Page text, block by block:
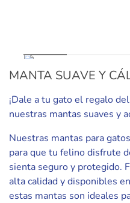
MANTA SUAVE Y
¡Dale a tu gato el regalo
nuestras mantas suaves y
Nuestras mantas para
para que tu felino disfrute
sienta seguro y protegido.
alta calidad y disponibles
estas mantas son ideales